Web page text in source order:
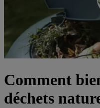
Comment
déchets